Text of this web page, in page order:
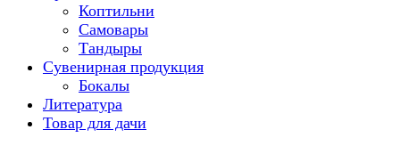
Коптильни
Самовары
Тандыры
Сувенирная продукция
Бокалы
Литература
Товар для дачи